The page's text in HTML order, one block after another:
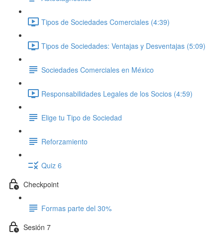
Tipos de Sociedades Comerciales (4:39)
Tipos de Sociedades: Ventajas y Desventajas (5:09)
Sociedades Comerciales en México
Responsabilidades Legales de los Socios (4:59)
Elige tu Tipo de Sociedad
Reforzamiento
Quiz 6
Checkpoint
Formas parte del 30%
Sesión 7